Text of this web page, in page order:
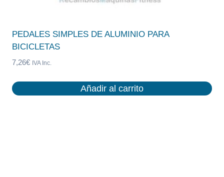
PEDALES SIMPLES DE ALUMINIO PARA
BICICLETAS
7,26€ IVA Inc.
Añadir al carrito